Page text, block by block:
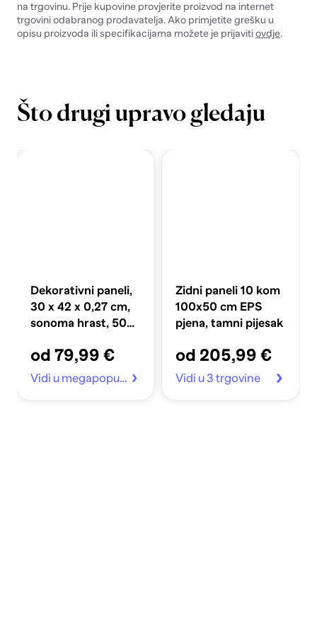
na trgovinu. Prije kupovine provjerite proizvod na internet
trgovini odabranog prodavatelja. Ako primjetite grešku u
opisu proizvoda ili specifikacijama možete je prijavitiovdje.
Što drugi upravo gledaju
Dekorativni paneli,
30 x 42 x 0,27 cm,
sonoma hrast, 50
od 79,99 €
Vidi u megapopust.hr
Zidni paneli 10 kom
100x50 cm EPS
pjena, tamni pijesak
od 205,99 €
Vidi u 3 trgovine